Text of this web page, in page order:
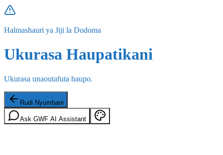
Halmashauri ya Jiji la Dodoma
Ukurasa Haupatikani
Ukurasa unaoutafuta haupo.
Rudi Nyumbani
Ask GWF AI Assistant